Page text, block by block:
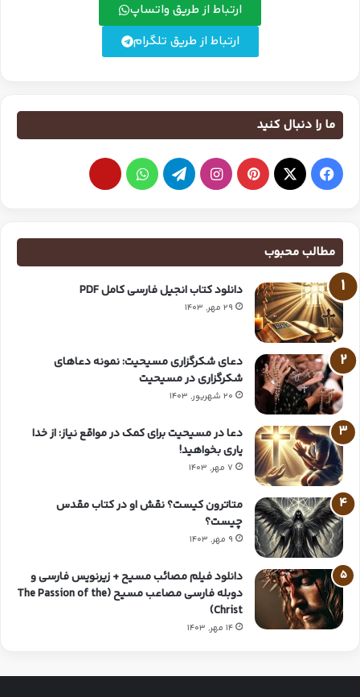
ارتباط از طریق واتساپ
ارتباط از طریق تلگرام
ما را دنبال کنید
مطالب محبوب
دانلود کتاب انجیل فارسی کامل PDF
29 مهر, 1403
دعای شکرگزاری مسیحیت: نمونه دعاهای
شکرگزاری در مسیحیت
20 شهریور, 1403
دعا در مسیحیت برای کمک در مواقع نیاز: از خدا
یاری بخواهید!
7 مهر, 1403
متاترون کیست؟ نقش او در کتاب مقدس
چیست؟
9 مهر, 1403
دانلود فیلم مصائب مسیح + زیرنویس فارسی و
دوبله فارسی مصاعب مسیح (The Passion of the
Christ)
14 مهر, 1403